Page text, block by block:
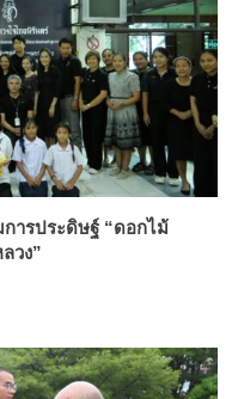
ารประดิษฐ์ “ดอกไม้
วง”